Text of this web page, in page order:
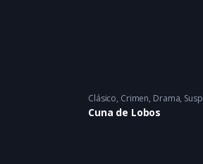
Clásico, Crimen, Drama,
Cuna de Lobos